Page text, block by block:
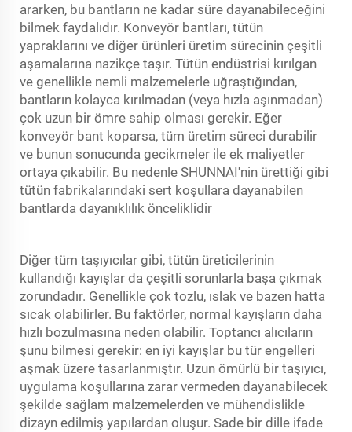
ararken, bu bantların ne kadar süre dayanabileceğini
bilmek faydalıdır. Konveyör bantları, tütün
yapraklarını ve diğer ürünleri üretim sürecinin çeşitli
aşamalarına nazikçe taşır. Tütün endüstrisi kırılgan
ve genellikle nemli malzemelerle uğraştığından,
bantların kolayca kırılmadan (veya hızla aşınmadan)
çok uzun bir ömre sahip olması gerekir. Eğer
konveyör bant koparsa, tüm üretim süreci durabilir
ve bunun sonucunda gecikmeler ile ek maliyetler
ortaya çıkabilir. Bu nedenle SHUNNAI'nin ürettiği gibi
tütün fabrikalarındaki sert koşullara dayanabilen
bantlarda dayanıklılık önceliklidir
Diğer tüm taşıyıcılar gibi, tütün üreticilerinin
kullandığı kayışlar da çeşitli sorunlarla başa çıkmak
zorundadır. Genellikle çok tozlu, ıslak ve bazen hatta
sıcak olabilirler. Bu faktörler, normal kayışların daha
hızlı bozulmasına neden olabilir. Toptancı alıcıların
şunu bilmesi gerekir: en iyi kayışlar bu tür engelleri
aşmak üzere tasarlanmıştır. Uzun ömürlü bir taşıyıcı,
uygulama koşullarına zarar vermeden dayanabilecek
şekilde sağlam malzemelerden ve mühendislikle
dizayn edilmiş yapılardan oluşur. Sade bir dille ifade